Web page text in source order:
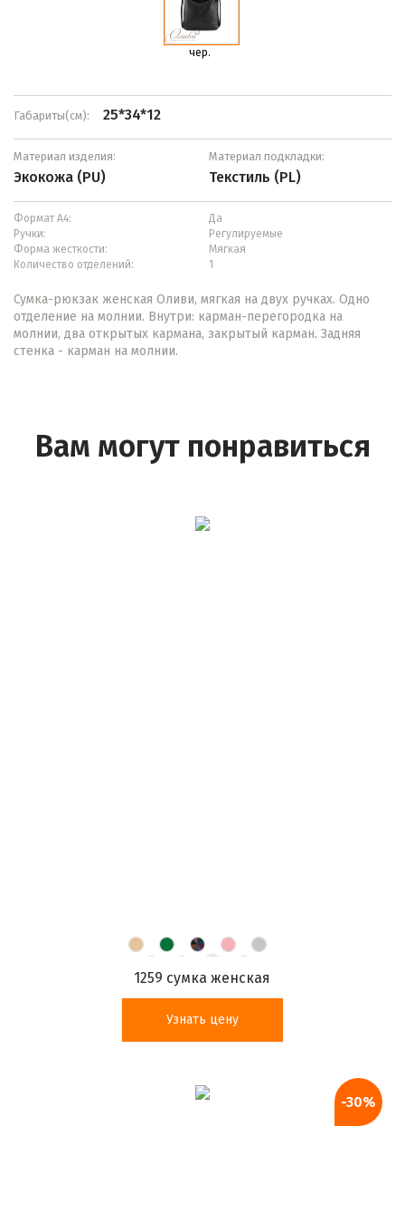
чер.
Габариты(см): 25*34*12
Материал изделия:
Экокожа (PU)
Материал подкладки:
Текстиль (PL)
Формат А4:
Да
Ручки:
Регулируемые
Форма жесткости:
Мягкая
Количество отделений:
1
Сумка-рюкзак женская Оливи, мягкая на двух ручках. Одно
отделение на молнии. Внутри: карман-перегородка на
молнии, два открытых кармана, закрытый карман. Задняя
стенка - карман на молнии.
Вам могут понравиться
1259 сумка женская
Узнать цену
-30%